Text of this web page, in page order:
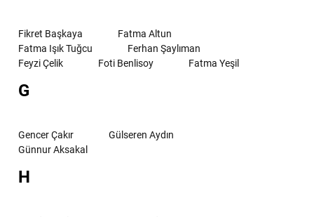
Fikret Başkaya
Fatma Altun
Fatma Işık Tuğcu
Ferhan Şaylıman
Feyzi Çelik
Foti Benlisoy Fatma Yeşil
G
Gencer Çakır
Gülseren Aydın
Günnur Aksakal
H